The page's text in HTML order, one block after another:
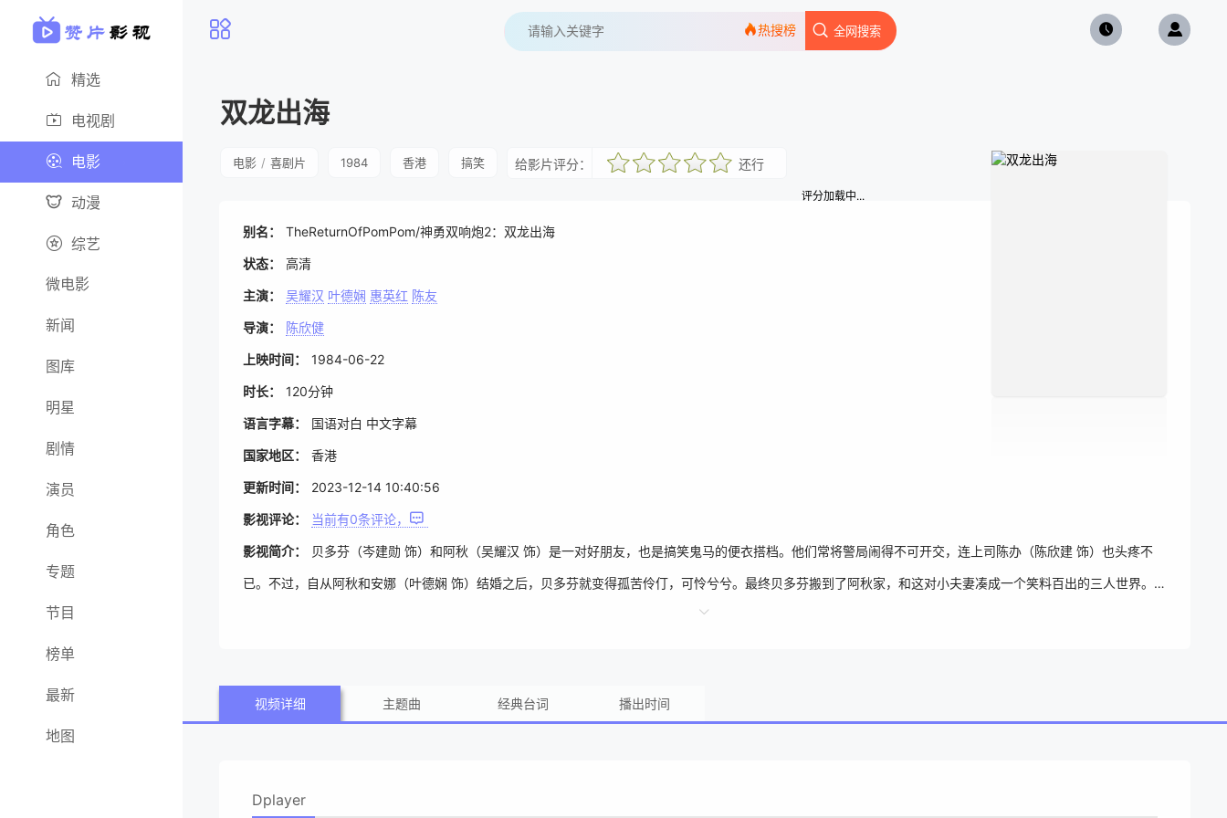
精选
电视剧
电影
动漫
综艺
微电影
新闻
图库
明星
剧情
演员
角色
专题
节目
榜单
最新
地图
全网搜索
热搜榜
评分加载中...
双龙出海
电影 / 喜剧片 1984 香港 搞笑 给影片评分：
很差较差还行 推荐力荐 还行
别名： TheReturnOfPomPom/神勇双响炮2：双龙出海
状态： 高清
主演： 吴耀汉 叶德娴 惠英红 陈友
导演： 陈欣健
上映时间： 1984-06-22
时长： 120分钟
语言字幕： 国语对白 中文字幕
国家地区： 香港
更新时间： 2023-12-14 10:40:56
影视评论： 当前有0条评论，
影视简介： 贝多芬（岑建勋 饰）和阿秋（吴耀汉 饰）是一对好朋友，也是搞笑鬼马的便衣搭档。他们常将警局闹得不可开交，连上司陈办（陈欣建 饰）也头疼不
已。不过，自从阿秋和安娜（叶德娴 饰）结婚之后，贝多芬就变得孤苦伶仃，可怜兮兮。最终贝多芬搬到了阿秋家，和这对小夫妻凑成一个笑料百出的三人世界。陈
办不堪其扰，将二人调到素有“鲨鱼田”之称的田警司（田俊 饰）麾下，两人被好好整了一番，苦不堪言。另一方面，陈办在执行任务时被多年前的宿敌飞天蠄蟧（林
视频详细 主题曲 经典台词 播出时间
Dplayer